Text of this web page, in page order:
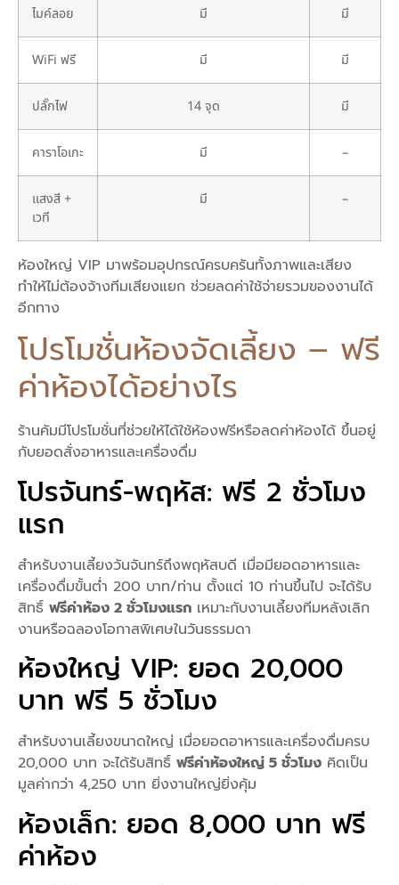
ไมค์ลอย มี มี
WiFi ฟรี มี มี
ปลั๊กไฟ 14 จุด มี
คาราโอเกะ มี –
แสงสี +
เวที
มี –
ห้องใหญ่ VIP มาพร้อมอุปกรณ์ครบครันทั้งภาพและเสียง
ทำให้ไม่ต้องจ้างทีมเสียงแยก ช่วยลดค่าใช้จ่ายรวมของงานได้
อีกทาง
โปรโมชั่นห้องจัดเลี้ยง – ฟรี
ค่าห้องได้อย่างไร
ร้านคัมมีโปรโมชั่นที่ช่วยให้ได้ใช้ห้องฟรีหรือลดค่าห้องได้ ขึ้นอยู่
กับยอดสั่งอาหารและเครื่องดื่ม
โปรจันทร์-พฤหัส: ฟรี 2 ชั่วโมง
แรก
สำหรับงานเลี้ยงวันจันทร์ถึงพฤหัสบดี เมื่อมียอดอาหารและ
เครื่องดื่มขั้นต่ำ 200 บาท/ท่าน ตั้งแต่ 10 ท่านขึ้นไป จะได้รับ
สิทธิ์ ฟรีค่าห้อง 2 ชั่วโมงแรก เหมาะกับงานเลี้ยงทีมหลังเลิก
งานหรือฉลองโอกาสพิเศษในวันธรรมดา
ห้องใหญ่ VIP: ยอด 20,000
บาท ฟรี 5 ชั่วโมง
สำหรับงานเลี้ยงขนาดใหญ่ เมื่อยอดอาหารและเครื่องดื่มครบ
20,000 บาท จะได้รับสิทธิ์ ฟรีค่าห้องใหญ่ 5 ชั่วโมง คิดเป็น
มูลค่ากว่า 4,250 บาท ยิ่งงานใหญ่ยิ่งคุ้ม
ห้องเล็ก: ยอด 8,000 บาท ฟรี
ค่าห้อง